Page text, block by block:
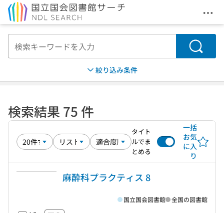
メ
検索
絞り込み条件
検索結果 75 件
タイト
ルでま
とめる
一括
お気
に入
り
麻酔科プラクティス 8
国立国会図書館 全国の図書館